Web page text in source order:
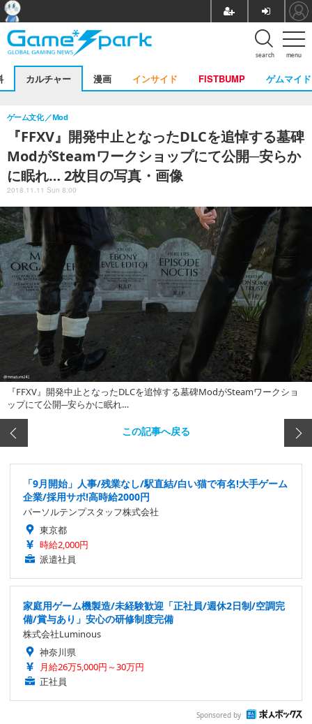
menu
search
カルチャー 漫画 インサイド FISTBUMP ゲムマイド
『FFXV』開発中止となったDLCを追悼する墓碑
ModがSteamワークショップにて公開─安らか
に眠れ… 2枚目の写真・画像
ゲーム文化 Mod
2018.11.11 Sun 8:00
『FFXV』開発中止となったDLCを追悼する墓碑ModがSteamワークショ
ップにて公開─安らかに眠れ…
この記事へ戻る
「9月開始」人事/残業なし/駅直結/白い猫で有名!大手ゲーム
企業/採用サポ!高時給2000円
パーソルテンプスタッフ株式会社
東京都
時給2,000円
派遣社員
家庭用ゲーム機製造/未経験歓迎「正社員/週休2日制/空調完
備/賞与あり」安心の研修制度完備
株式会社Luminous
神奈川県
月給26万5,000円～30万円
正社員
Sponsored by